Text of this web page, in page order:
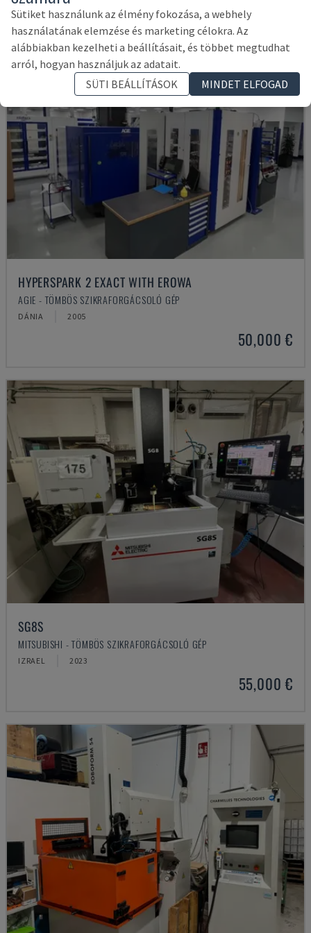
HYPERSPARK 2 EXACT WITH EROWA
AGIE - TÖMBÖS SZIKRAFORGÁCSOLÓ GÉP
DÁNIA 2005
50,000 €
SG8S
MITSUBISHI - TÖMBÖS SZIKRAFORGÁCSOLÓ GÉP
IZRAEL 2023
55,000 €
Sütiket használunk az élmény fokozása, a webhely
használatának elemzése és marketing célokra. Az
alábbiakban kezelheti a beállításait, és többet megtudhat
arról, hogyan használjuk az adatait.
SÜTI BEÁLLÍTÁSOK
MINDET ELFOGAD